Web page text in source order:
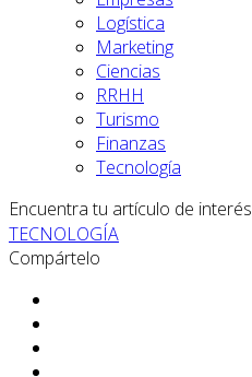
Logística
Marketing
Ciencias
RRHH
Turismo
Finanzas
Tecnología
Encuentra tu artículo de interés
TECNOLOGÍA
Compártelo